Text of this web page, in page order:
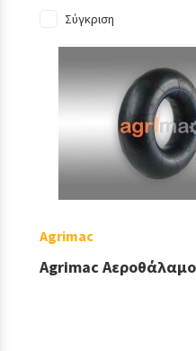
Σύγκριση
Agrimac
Agrimac